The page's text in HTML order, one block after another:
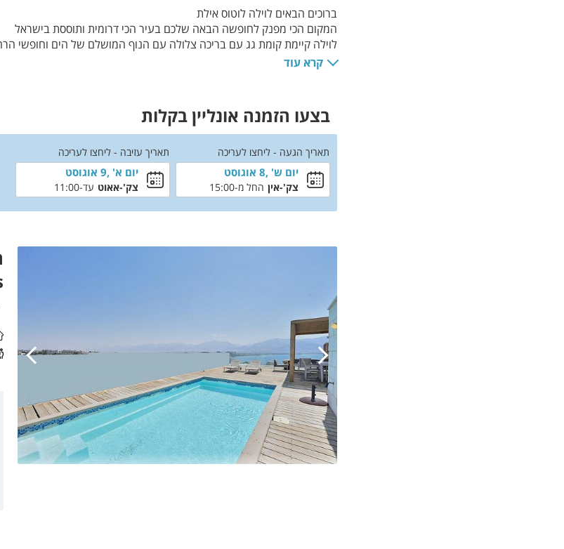
ברוכים הבאים לוילה לוטוס אילת
המקום הכי מפנק לחופשה הבאה שלכם בעיר הכי דרומית ותוססת בישראל
לוילה קיימת קומת גג עם בריכה צלולה עם הנוף המושלם של הים וחופשי
קרא עוד
בצעו הזמנה אונליין בקלות
תאריך הגעה - ליחצו לעריכה
יום ש' ,8 אוגוסט
צק'-אין החל מ-15:00
תאריך עזיבה - ליחצו לעריכה
יום א' ,9 אוגוסט
צק'-אאוט עד-11:00